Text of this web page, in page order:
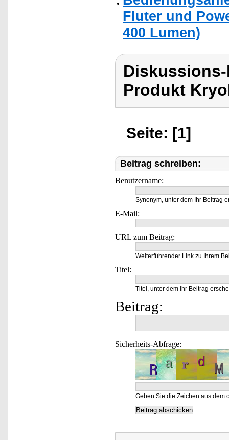
Fluter und
400 Lumen)
Produkt
Seite: [1]
Beitrag schreiben:
Benutzername:
Synonym, unter dem Ihr Beitrag
E-Mail:
URL zum Beitrag:
Weiterführender Link zu Ihrem
Titel:
Titel, unter dem Ihr Beitrag
Beitrag:
Sicherheits-Abfrage:
Geben Sie die Zeichen aus dem